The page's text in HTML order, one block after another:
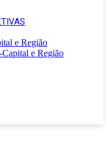
e Região
e Região